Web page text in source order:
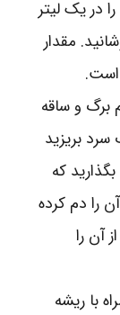
۳۰ گرم گزنه را در یک لیتر
را بجوشانید. مقدار
است.
برگ و ساقه
سرد بریزید
که
را دم کرده
آن را
با ریشه